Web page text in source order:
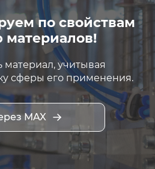
по свойствам
учитывая
сферы его применения.
MAX